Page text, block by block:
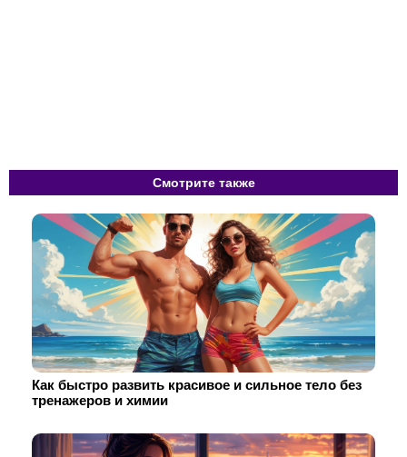
Смотрите также
Как быстро развить красивое и сильное тело без
тренажеров и химии